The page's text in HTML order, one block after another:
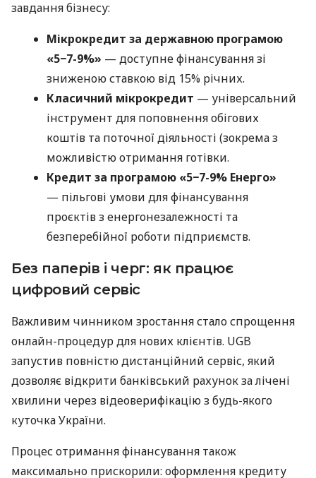
завдання бізнесу:
Мікрокредит за державною програмою
«5−7-9%» — доступне фінансування зі
зниженою ставкою від 15% річних.
Класичний мікрокредит — універсальний
інструмент для поповнення обігових
коштів та поточної діяльності (зокрема з
можливістю отримання готівки.
Кредит за програмою «5−7-9% Енерго»
— пільгові умови для фінансування
проєктів з енергонезалежності та
безперебійної роботи підприємств.
Без паперів і черг: як працює
цифровий сервіс
Важливим чинником зростання стало спрощення
онлайн-процедур для нових клієнтів. UGB
запустив повністю дистанційний сервіс, який
дозволяє відкрити банківський рахунок за лічені
хвилини через відеоверифікацію з будь-якого
куточка України.
Процес отримання фінансування також
максимально прискорили: оформлення кредиту